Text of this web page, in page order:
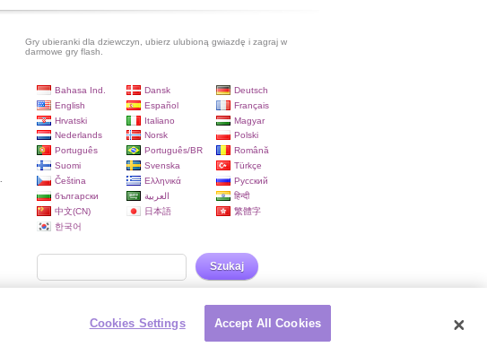
Gry ubieranki dla dziewczyn, ubierz ulubioną gwiazdę i zagraj w
darmowe gry flash.
Bahasa Ind. Dansk
Deutsch
English
Español
Français
Hrvatski
Italiano
Magyar
Nederlands
Norsk
Polski
Português
Português/BR
Română
Suomi
Svenska
Türkçe
Čeština
Ελληνικά
Русский
български
العربية
हिन्दी
中文(CN)
日本語
繁體字
한국어
Szukaj
Cookies Settings Accept All Cookies